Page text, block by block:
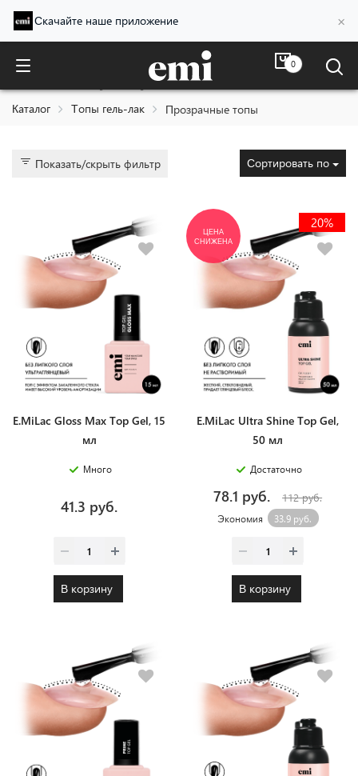
Скачайте наше приложение ×
0
Прозрачные топы
Каталог Топы гель-лак Прозрачные топы
Показать/скрыть фильтр Сортировать по
E.MiLac Gloss Max Top Gel, 15
мл
Много
41.3 руб.
В корзину
ЦЕНА
СНИЖЕНА
20%
E.MiLac Ultra Shine Top Gel,
50 мл
Достаточно
78.1 руб. 112 руб.
Экономия 33.9 руб.
В корзину